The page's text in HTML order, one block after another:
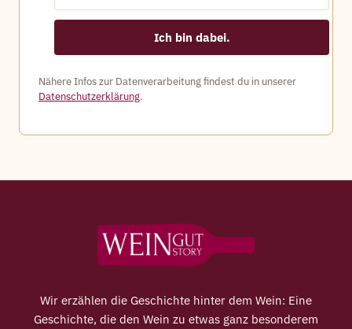
Nähere Infos zur Datenverarbeitung findest du in unserer
Datenschutzerklärung.
Wir erzählen die Geschichte hinter dem Wein: Eine
Geschichte, die den Wein zu etwas ganz besonderem